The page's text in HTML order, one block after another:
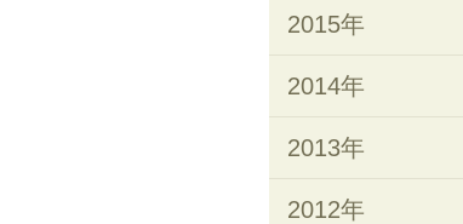
2015年
2014年
2013年
2012年